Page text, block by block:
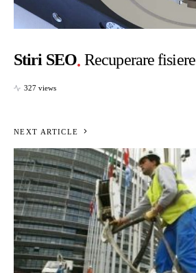
Stiri SEO Recuperare fisiere
327 views
NEXT ARTICLE